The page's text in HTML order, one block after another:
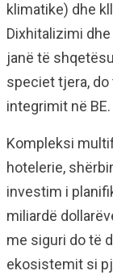
klimatike) dhe
Dixhitalizimi
janë të
speciet tjera,
integrimit në BE.
Kompleksi
hotelerie,
investim i
miliardë
me siguri do të
ekosistemit si